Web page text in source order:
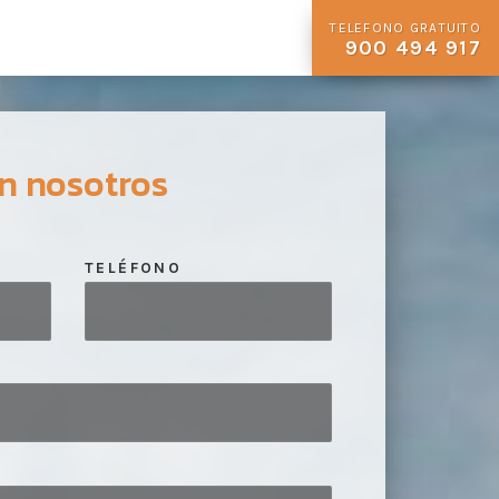
TELEFONO GRATUITO
900 494 917
nosotros
TELÉFONO